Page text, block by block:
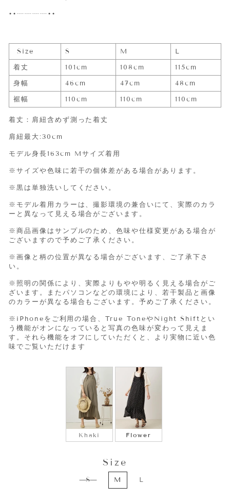
••┈┈┈┈••
Size S M
L
着丈
101cm 108cm
115cm
身幅
46cm 47cm
48cm
裾幅
110cm 110cm 110cm
着丈：肩紐含めず測った着丈
肩紐最大:30cm
モデル身長163cm Mサイズ着用
※サイズや色味に若干の個体差がある場合があります。
※黒は単独洗いしてください。
※モデル着用カラーは、撮影環境の兼合いにて、実際のカラ
ーと異なって見える場合がございます。
※商品画像はサンプルのため、色味や仕様変更がある場合が
ございますので予めご了承ください。
※画像と柄の位置が異なる場合がございます、ご了承下さ
い。
※照明の関係により、実際よりもやや明るく見える場合がご
ざいます。またパソコンなどの環境により、若干製品と画像
のカラーが異なる場合もございます。予めご了承ください。
※iPhoneをご利用の場合、True ToneやNight Shift とい
う機能がオンになっていると写真の色味が変わって見えま
す。それら機能をオフにしていただくと、より実物に近い色
味でご覧いただけます
Khaki Flower
Size
S M L